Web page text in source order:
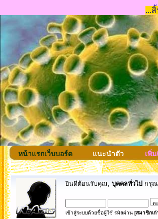
หน้าแรกเว็บบอร์ด แนะนำตัว เพิ่
ยินดีต้อนรับคุณ, บุคคลทั่วไป กรุณ
เข้าสู่ระบบด้วยชื่อผู้ใช้ รหัสผ่าน [สมาชิกเก่